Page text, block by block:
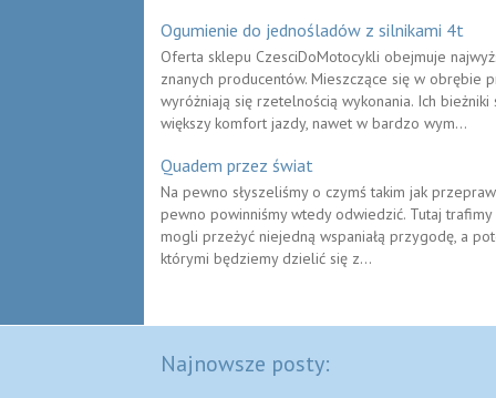
Ogumienie do jednośladów z silnikami 4t
Oferta sklepu CzesciDoMotocykli obejmuje
znanych producentów. Mieszczące się w
wyróżniają się rzetelnością wykonania. Ich
większy komfort jazdy, nawet w bardzo wym...
Quadem przez świat
Na pewno słyszeliśmy o czymś takim jak
pewno powinniśmy wtedy odwiedzić. Tutaj
mogli przeżyć niejedną wspaniałą przygodę, a
którymi będziemy dzielić się z...
Najnowsze posty: